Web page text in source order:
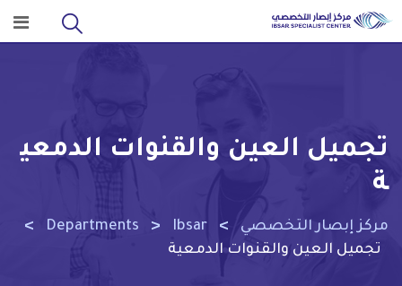
Skip
تجميل العين والقنوات الدمعي
ة
مركز إبصار التخصصي >
Departments > Ibsar
>
تجميل العين والقنوات الدمعية